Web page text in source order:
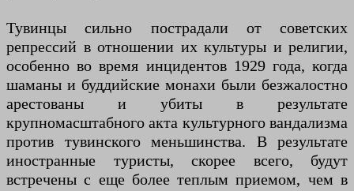
Тувинцы сильно пострадали от советских
репрессий в отношении их культуры и религии,
особенно во время инцидентов 1929 года, когда
шаманы и буддийские монахи были безжалостно
арестованы и убиты в результате
крупномасштабного акта культурного вандализма
против тувинского меньшинства. В результате
иностранные туристы, скорее всего, будут
встречены с еще более теплым приемом, чем в